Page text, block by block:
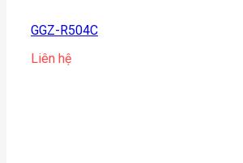
GGZ-R504C
Liên hệ